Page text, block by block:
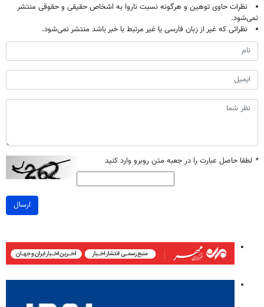
نظرات حاوی توهین و هرگونه نسبت ناروا به اشخاص حقیقی و حقوقی منتشر
نمی‌شود.
نظراتی که غیر از زبان فارسی یا غیر مرتبط با خبر باشد منتشر نمی‌شود.
* لطفا حاصل عبارت را در جعبه متن روبرو وارد کنید
ارسال